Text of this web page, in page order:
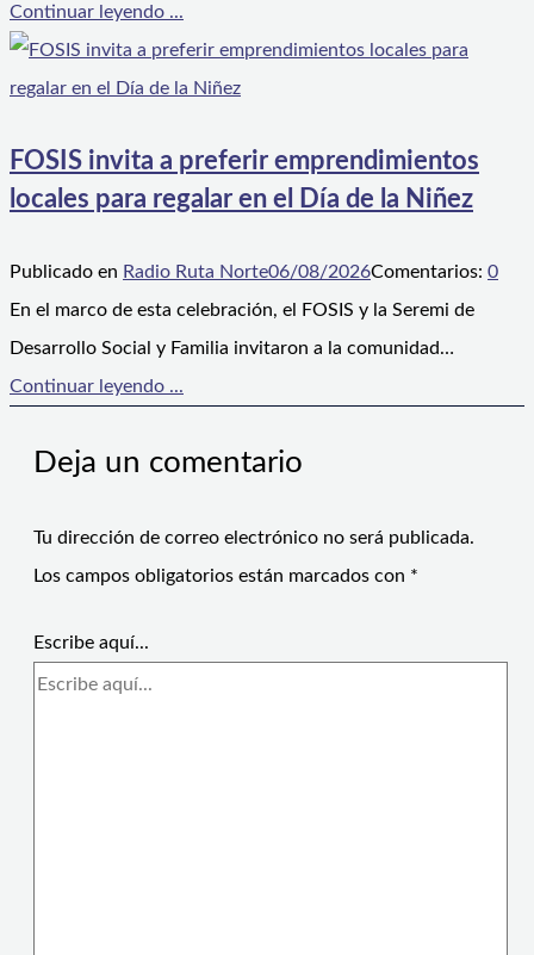
Continuar leyendo ...
FOSIS invita a preferir emprendimientos
locales para regalar en el Día de la Niñez
Publicado en Radio Ruta Norte06/08/2026Comentarios: 0
En el marco de esta celebración, el FOSIS y la Seremi de
Desarrollo Social y Familia invitaron a la comunidad…
Continuar leyendo ...
Deja un comentario
Tu dirección de correo electrónico no será publicada.
Los campos obligatorios están marcados con *
Escribe aquí...